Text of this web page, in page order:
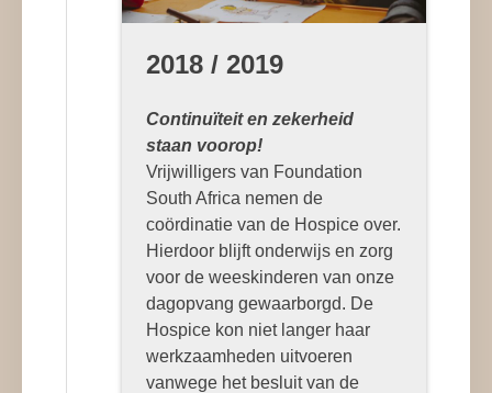
2018 / 2019
Continuïteit en zekerheid
staan voorop!
Vrijwilligers van Foundation
South Africa nemen de
coördinatie van de Hospice over.
Hierdoor blijft onderwijs en zorg
voor de weeskinderen van onze
dagopvang gewaarborgd. De
Hospice kon niet langer haar
werkzaamheden uitvoeren
vanwege het besluit van de